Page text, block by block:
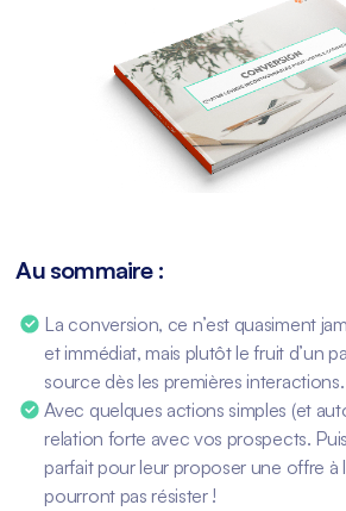
Au sommaire :
La conversion, ce n’est quasiment
et immédiat, mais plutôt le fruit d’un
source dès les premières interactions.
Avec quelques actions simples (et
relation forte avec vos prospects.
parfait pour leur proposer une offre à
pourront pas résister !